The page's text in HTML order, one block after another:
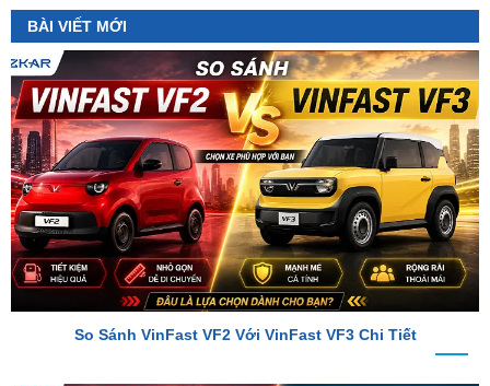
So Sánh VinFast VF2 Với VinFast VF3 Chi Tiết